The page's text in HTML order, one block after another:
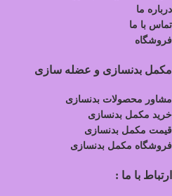
درباره ما
تماس با ما
فروشگاه
مکمل بدنسازی و عضله سازی
مشاور محصولات بدنسازی
خرید مکمل بدنسازی
قیمت مکمل بدنسازی
فروشگاه مکمل بدنسازی
ارتباط با ما :